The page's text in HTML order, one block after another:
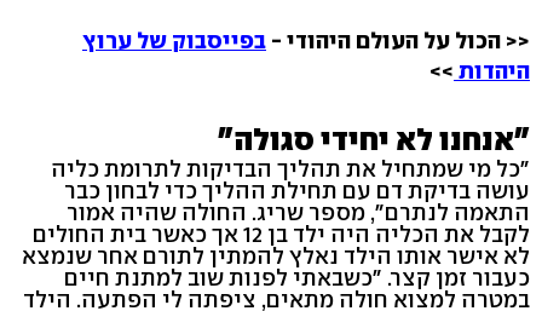
<< הכול על העולם היהודי - בפייסבוק של ערוץ
היהדות >>
"אנחנו לא יחידי סגולה"
"כל מי שמתחיל את תהליך הבדיקות לתרומת כליה
עושה בדיקת דם עם תחילת ההליך כדי לבחון כבר
התאמה לנתרם", מספר שריג. החולה שהיה אמור
לקבל את הכליה היה ילד בן 12 אך כאשר בית החולים
לא אישר אותו הילד נאלץ להמתין לתורם אחר שנמצא
כעבור זמן קצר. "כשבאתי לפנות שוב למתנת חיים
במטרה למצוא חולה מתאים, ציפתה לי הפתעה. הילד